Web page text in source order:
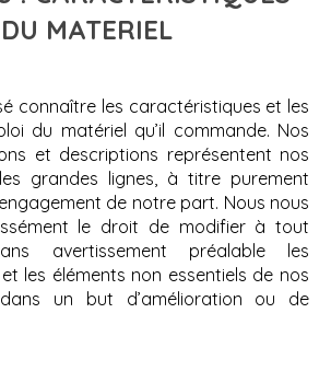
DU MATERIEL
connaître les caractéristiques et les
du matériel qu’il commande. Nos
et descriptions représentent nos
grandes lignes, à titre purement
de notre part. Nous nous
le droit de modifier à tout
avertissement préalable les
les éléments non essentiels de nos
un but d’amélioration ou de